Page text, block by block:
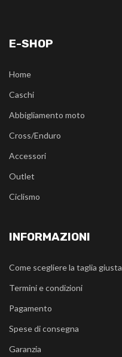
E-SHOP
Home
Caschi
Abbigliamento moto
Cross/Enduro
Accessori
Outlet
Ciclismo
INFORMAZIONI
Come scegliere la taglia giusta
Termini e condizioni
Pagamento
Spese di consegna
Garanzia